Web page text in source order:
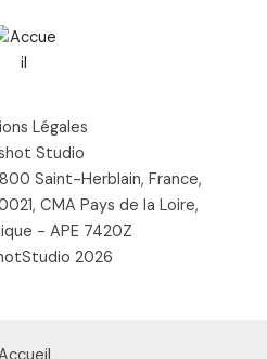
Légales
Studio
Saint-Herblain, France,
CMA Pays de la Loire,
- APE 7420Z
2026